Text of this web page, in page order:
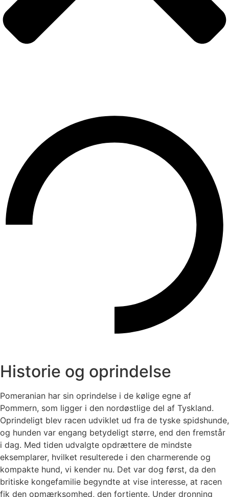
Historie og oprindelse
Pomeranian har sin oprindelse i de kølige egne af
Pommern, som ligger i den nordøstlige del af Tyskland.
Oprindeligt blev racen udviklet ud fra de tyske spidshunde,
og hunden var engang betydeligt større, end den fremstår
i dag. Med tiden udvalgte opdrættere de mindste
eksemplarer, hvilket resulterede i den charmerende og
kompakte hund, vi kender nu. Det var dog først, da den
britiske kongefamilie begyndte at vise interesse, at racen
fik den opmærksomhed, den fortjente. Under dronning